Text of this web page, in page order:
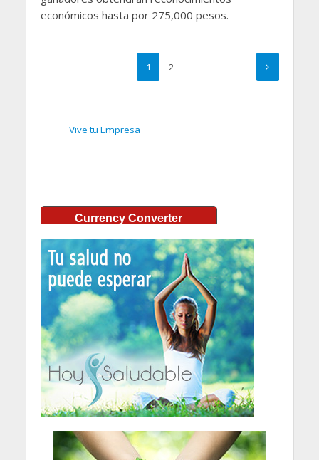
económicos hasta por 275,000 pesos.
1 2
Vive tu Empresa
Currency Converter